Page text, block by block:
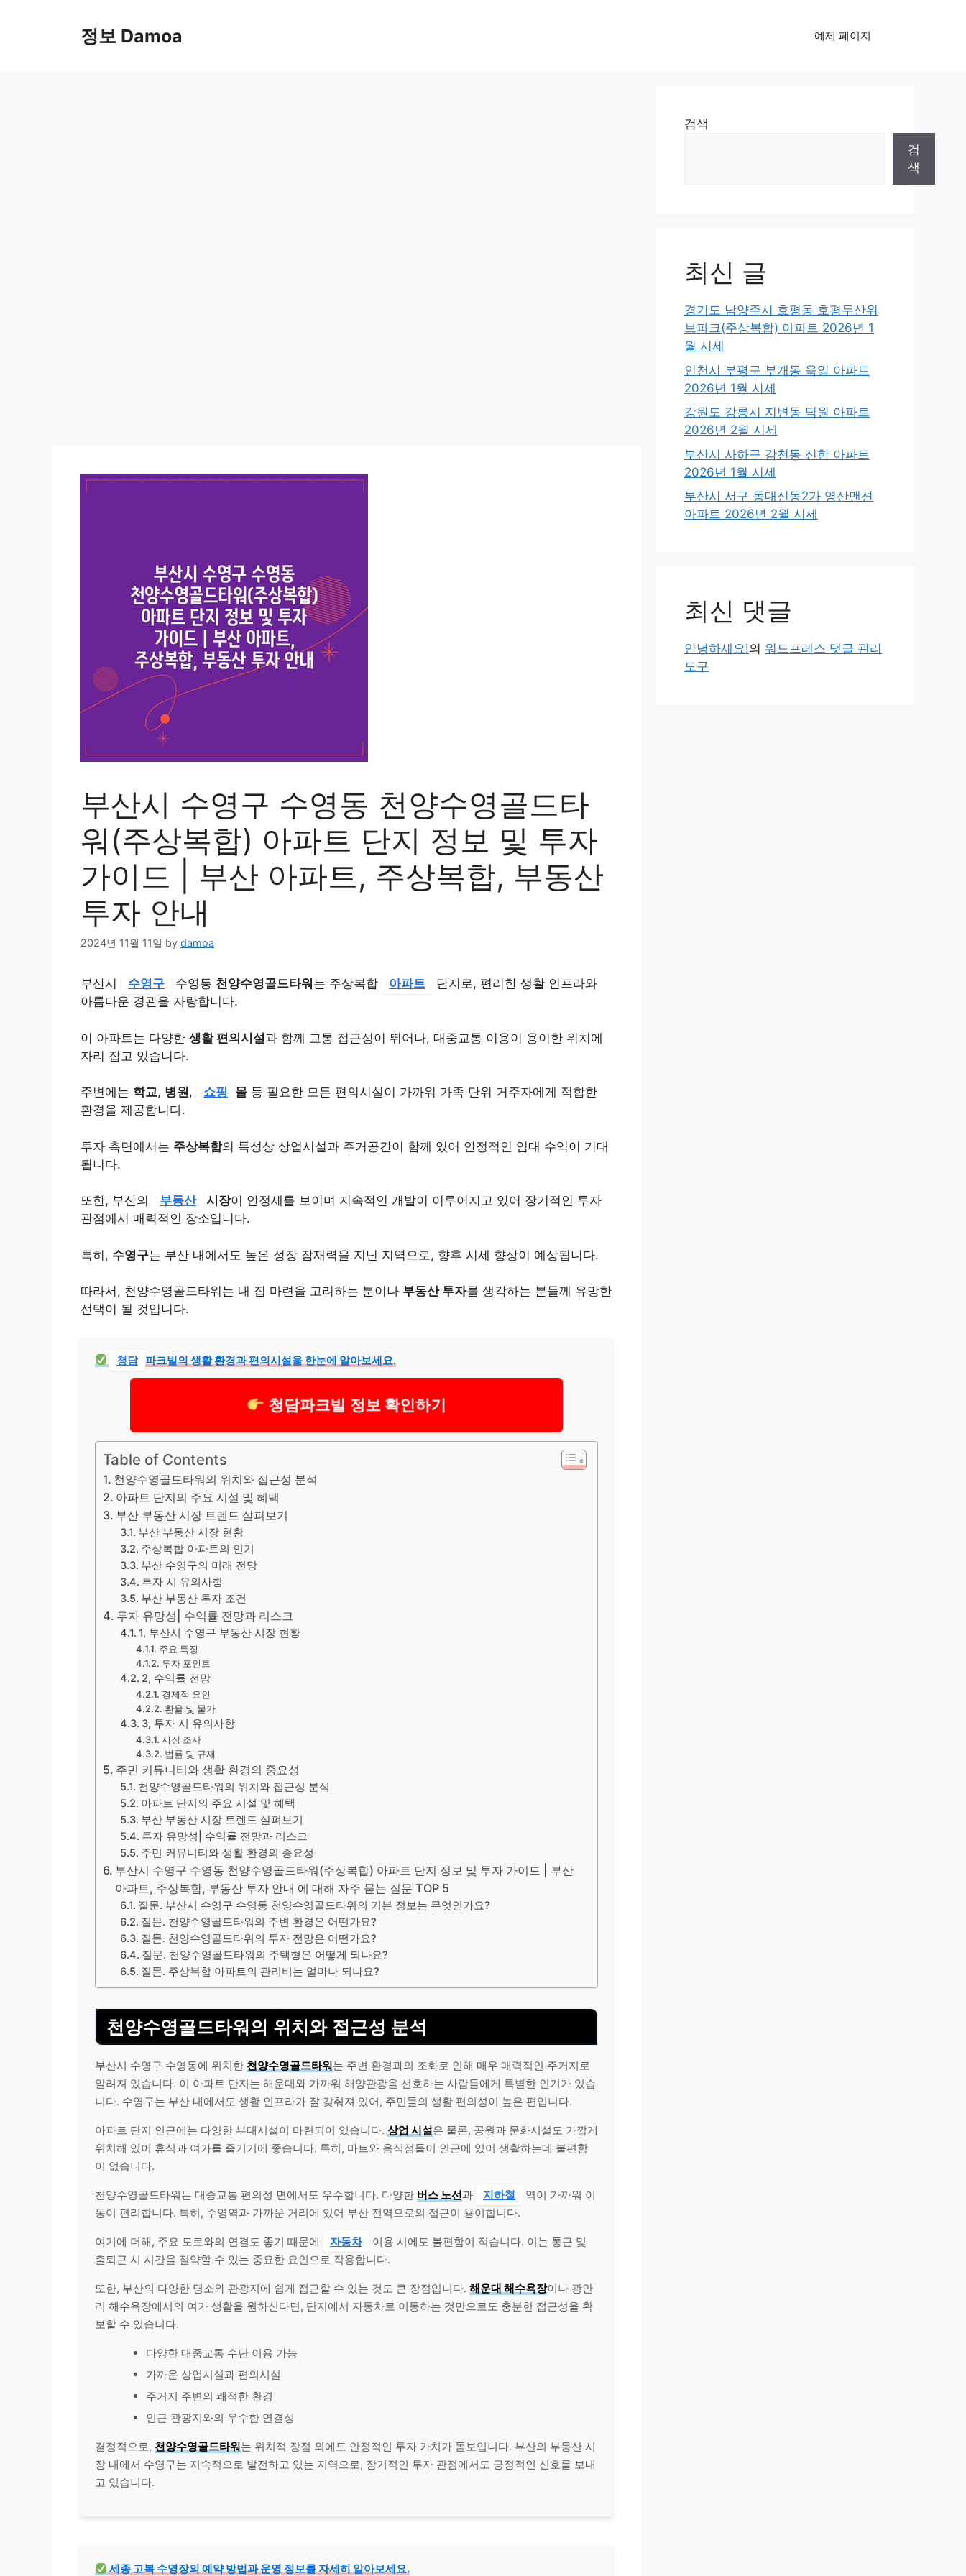
정보 Damoa 예제 페이지
부산시 수영구 수영동 천양수영골드타
워(주상복합) 아파트 단지 정보 및 투자
가이드 | 부산 아파트, 주상복합, 부동산
투자 안내
2024년 11월 11일 by damoa
부산시 수영구 수영동 천양수영골드타워 는 주상복합 아파트
단지로, 편리한 생활 인프라와
아름다운 경관을 자랑합니다.
이 아파트는 다양한 생활 편의시설과 함께 교통 접근성이 뛰어나, 대중교통 이용이 용이한 위치에
자리 잡고 있습니다.
주변에는 학교, 병원, 쇼핑 몰 등 필요한 모든 편의시설이 가까워 가족 단위 거주자에게 적합한
환경을 제공합니다.
투자 측면에서는 주상복합의 특성상 상업시설과 주거공간이 함께 있어 안정적인 임대 수익이 기대
됩니다.
또한, 부산의 부동산 시장이 안정세를 보이며 지속적인 개발이 이루어지고 있어 장기적인 투자
관점에서 매력적인 장소입니다.
특히, 수영구는 부산 내에서도 높은 성장 잠재력을 지닌 지역으로, 향후 시세 향상이 예상됩니다.
따라서, 천양수영골드타워는 내 집 마련을 고려하는 분이나 부동산 투자를 생각하는 분들께 유망한
선택이 될 것입니다.
청담 파크빌의 생활 환경과 편의시설을 한눈에 알아보세요.
청담파크빌 정보 확인하기
Table of Contents
천양수영골드타워의 위치와 접근성 분석
아파트 단지의 주요 시설 및 혜택
부산 부동산 시장 트렌드 살펴보기
부산 부동산 시장 현황
주상복합 아파트의 인기
부산 수영구의 미래 전망
투자 시 유의사항
부산 부동산 투자 조건
투자 유망성| 수익률 전망과 리스크
1, 부산시 수영구 부동산 시장 현황
주요 특징
투자 포인트
2, 수익률 전망
경제적 요인
환율 및 물가
3, 투자 시 유의사항
시장 조사
법률 및 규제
주민 커뮤니티와 생활 환경의 중요성
천양수영골드타워의 위치와 접근성 분석
아파트 단지의 주요 시설 및 혜택
부산 부동산 시장 트렌드 살펴보기
투자 유망성| 수익률 전망과 리스크
주민 커뮤니티와 생활 환경의 중요성
부산시 수영구 수영동 천양수영골드타워(주상복합) 아파트 단지 정보 및 투자 가이드 | 부산
아파트, 주상복합, 부동산 투자 안내 에 대해 자주 묻는 질문 TOP 5
질문. 부산시 수영구 수영동 천양수영골드타워의 기본 정보는 무엇인가요?
질문. 천양수영골드타워의 주변 환경은 어떤가요?
질문. 천양수영골드타워의 투자 전망은 어떤가요?
질문. 천양수영골드타워의 주택형은 어떻게 되나요?
질문. 주상복합 아파트의 관리비는 얼마나 되나요?
천양수영골드타워의 위치와 접근성 분석
부산시 수영구 수영동에 위치한 천양수영골드타워는 주변 환경과의 조화로 인해 매우 매력적인 주거지로
알려져 있습니다. 이 아파트 단지는 해운대와 가까워 해양관광을 선호하는 사람들에게 특별한 인기가 있습
니다. 수영구는 부산 내에서도 생활 인프라가 잘 갖춰져 있어, 주민들의 생활 편의성이 높은 편입니다.
아파트 단지 인근에는 다양한 부대시설이 마련되어 있습니다. 상업 시설은 물론, 공원과 문화시설도 가깝게
위치해 있어 휴식과 여가를 즐기기에 좋습니다. 특히, 마트와 음식점들이 인근에 있어 생활하는데 불편함
이 없습니다.
천양수영골드타워는 대중교통 편의성 면에서도 우수합니다. 다양한 버스 노선과 지하철
역이 가까워 이
동이 편리합니다. 특히, 수영역과 가까운 거리에 있어 부산 전역으로의 접근이 용이합니다.
여기에 더해, 주요 도로와의 연결도 좋기 때문에 자동차
이용 시에도 불편함이 적습니다. 이는 통근 및
출퇴근 시 시간을 절약할 수 있는 중요한 요인으로 작용합니다.
또한, 부산의 다양한 명소와 관광지에 쉽게 접근할 수 있는 것도 큰 장점입니다. 해운대 해수욕장이나 광안
리 해수욕장에서의 여가 생활을 원하신다면, 단지에서 자동차로 이동하는 것만으로도 충분한 접근성을 확
보할 수 있습니다.
다양한 대중교통 수단 이용 가능
가까운 상업시설과 편의시설
주거지 주변의 쾌적한 환경
인근 관광지와의 우수한 연결성
결정적으로, 천양수영골드타워는 위치적 장점 외에도 안정적인 투자 가치가 돋보입니다. 부산의 부동산 시
장 내에서 수영구는 지속적으로 발전하고 있는 지역으로, 장기적인 투자 관점에서도 긍정적인 신호를 보내
고 있습니다.
세종 고복 수영장의 예약 방법과 운영 정보를 자세히 알아보세요.
검색
검
색
최신 글
경기도 남양주시 호평동 호평두산위
브파크(주상복합) 아파트 2026년 1
월 시세
인천시 부평구 부개동 욱일 아파트
2026년 1월 시세
강원도 강릉시 지변동 덕원 아파트
2026년 2월 시세
부산시 사하구 감천동 신한 아파트
2026년 1월 시세
부산시 서구 동대신동2가 영산맨션
아파트 2026년 2월 시세
최신 댓글
안녕하세요!의 워드프레스 댓글 관리
도구